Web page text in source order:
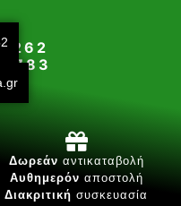
262
783
20:00
Δωρεάν αντικαταβολή
Αυθημερόν αποστολή
Διακριτική συσκευασία